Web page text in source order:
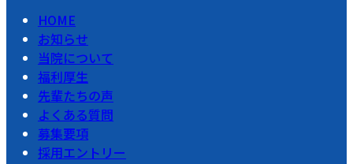
HOME
お知らせ
当院について
福利厚生
先輩たちの声
よくある質問
募集要項
採用エントリー